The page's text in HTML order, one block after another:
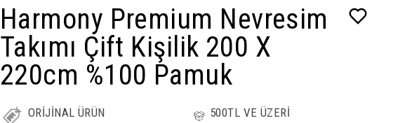
Harmony Premium Nevresim
Takımı Çift Kişilik 200 X
220cm %100 Pamuk
ORİJİNAL ÜRÜN
500TL VE ÜZERİ